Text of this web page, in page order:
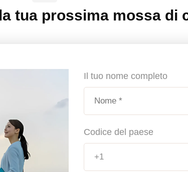
tua prossima mossa di
Il tuo nome completo
Codice del paese